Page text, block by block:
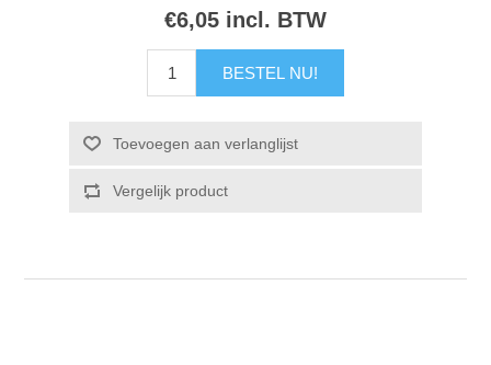
€6,05 incl. BTW